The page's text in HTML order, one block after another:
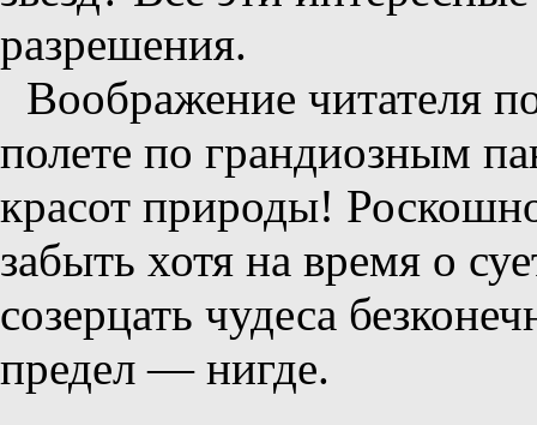
разрешения.
Воображение читателя
полете по грандиозным
красот природы!
забыть хотя на время о
созерцать чудеса
предел — нигде.